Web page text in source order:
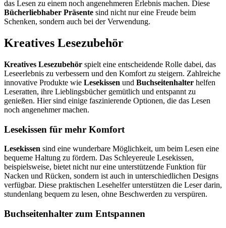
das Lesen zu einem noch angenehmeren Erlebnis machen. Diese
Bücherliebhaber Präsente sind nicht nur eine Freude beim
Schenken, sondern auch bei der Verwendung.
Kreatives Lesezubehör
Kreatives Lesezubehör spielt eine entscheidende Rolle dabei, das
Leseerlebnis zu verbessern und den Komfort zu steigern. Zahlreiche
innovative Produkte wie Lesekissen und Buchseitenhalter helfen
Leseratten, ihre Lieblingsbücher gemütlich und entspannt zu
genießen. Hier sind einige faszinierende Optionen, die das Lesen
noch angenehmer machen.
Lesekissen für mehr Komfort
Lesekissen sind eine wunderbare Möglichkeit, um beim Lesen eine
bequeme Haltung zu fördern. Das Schleyereule Lesekissen,
beispielsweise, bietet nicht nur eine unterstützende Funktion für
Nacken und Rücken, sondern ist auch in unterschiedlichen Designs
verfügbar. Diese praktischen Lesehelfer unterstützen die Leser darin,
stundenlang bequem zu lesen, ohne Beschwerden zu verspüren.
Buchseitenhalter zum Entspannen